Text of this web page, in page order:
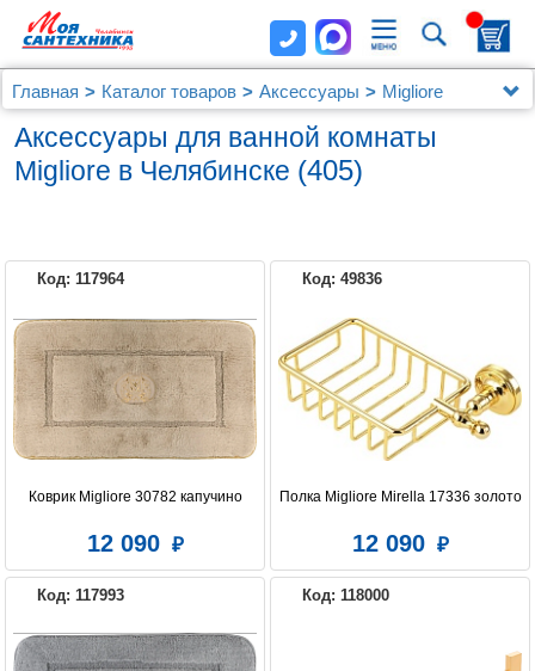
Главная Каталог товаров Аксессуары Migliore
Аксессуары для ванной комнаты
Migliore в Челябинске (405)
MIGLIORE
Код: 117964
Коврик Migliore 30782 капучино
12 090
Код: 49836
Полка Migliore Mirella 17336 золото
12 090
Код: 117993 Код: 118000